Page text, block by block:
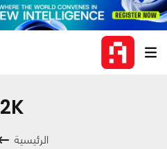
2K
الرئيسية